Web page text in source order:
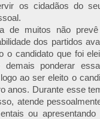
os cidadãos do
de muitos não
dos partidos
o candidato que foi
ponderar
ao ser eleito o
anos. Durante esse
atende
ou